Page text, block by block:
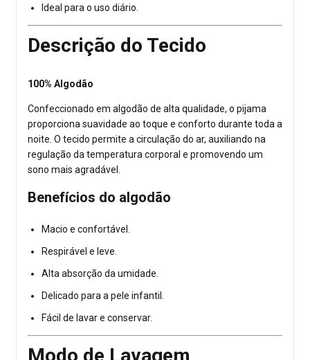
Ideal para o uso diário.
Descrição do Tecido
100% Algodão
Confeccionado em algodão de alta qualidade, o pijama
proporciona suavidade ao toque e conforto durante toda a
noite. O tecido permite a circulação do ar, auxiliando na
regulação da temperatura corporal e promovendo um
sono mais agradável.
Benefícios do algodão
Macio e confortável.
Respirável e leve.
Alta absorção da umidade.
Delicado para a pele infantil.
Fácil de lavar e conservar.
Modo de Lavagem